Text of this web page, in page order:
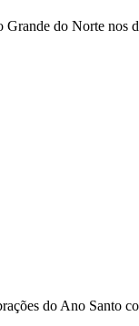
do Norte nos
do Ano Santo